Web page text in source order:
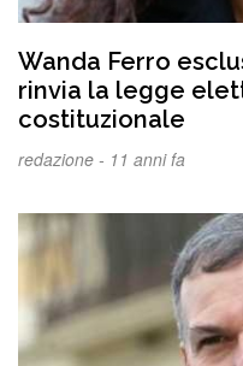
Wanda Ferro
rinvia la legge elettorale alla Corte
costituzionale
redazione - 11 anni fa